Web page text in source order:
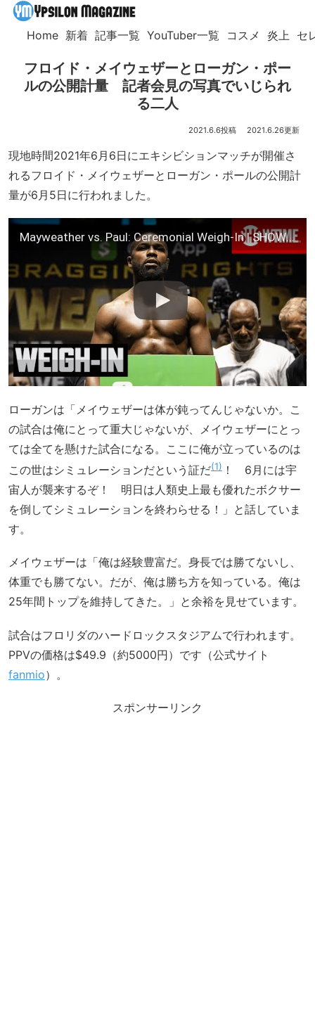
Home 新着 記事一覧 YouTuber一覧 コスメ 炎上 セ
フロイド・メイウェザーとローガン・ポー
ルの公開計量 記者会見の写真でいじられ
る二人
2021.6.6 2021.6.26
現地時間2021年6月6日にエキシビションマッチが開催さ
れるフロイド・メイウェザーとローガン・ポールの公開計
量が6月5日に行われました。
Mayweather vs. Paul: Ceremonial Weigh-In | SHOWTIME PPV
ローガンは「メイウェザーは体が鈍ってんじゃないか。こ
の試合は俺にとって重大じゃないが、メイウェザーにとっ
ては全てを懸けた試合になる。ここに俺が立っているのは
この世はシミュレーションだという証だ 1
！ 6月には宇
宙人が襲来するぞ！ 明日は人類史上最も優れたボクサー
を倒してシミュレーションを終わらせる！」と話していま
す。
メイウェザーは「俺は経験豊富だ。身長では勝てないし、
体重でも勝てない。だが、俺は勝ち方を知っている。俺は
25年間トップを維持してきた。」と余裕を見せています。
試合はフロリダのハードロックスタジアムで行われます。
PPVの価格は$49.9（約5000円）です（公式サイト
fanmio）。
スポンサーリンク